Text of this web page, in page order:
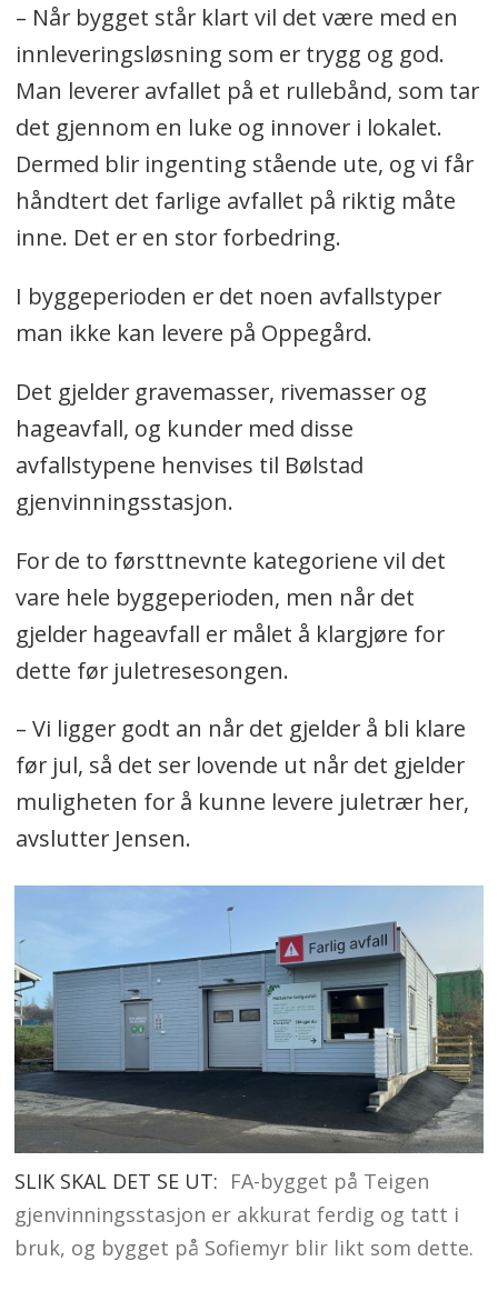
– Når bygget står klart vil det være med en
innleveringsløsning som er trygg og god.
Man leverer avfallet på et rullebånd, som tar
det gjennom en luke og innover i lokalet.
Dermed blir ingenting stående ute, og vi får
håndtert det farlige avfallet på riktig måte
inne. Det er en stor forbedring.
I byggeperioden er det noen avfallstyper
man ikke kan levere på Oppegård.
Det gjelder gravemasser, rivemasser og
hageavfall, og kunder med disse
avfallstypene henvises til Bølstad
gjenvinningsstasjon.
For de to førsttnevnte kategoriene vil det
vare hele byggeperioden, men når det
gjelder hageavfall er målet å klargjøre for
dette før juletresesongen.
– Vi ligger godt an når det gjelder å bli klare
før jul, så det ser lovende ut når det gjelder
muligheten for å kunne levere juletrær her,
avslutter Jensen.
SLIK SKAL DET SE UT: FA-bygget på Teigen
gjenvinningsstasjon er akkurat ferdig og tatt i
bruk, og bygget på Sofiemyr blir likt som dette.